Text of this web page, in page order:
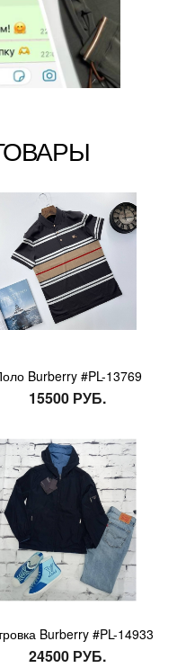
Burberry #PL-13769
15500 РУБ.
Burberry #PL-14933
24500 РУБ.